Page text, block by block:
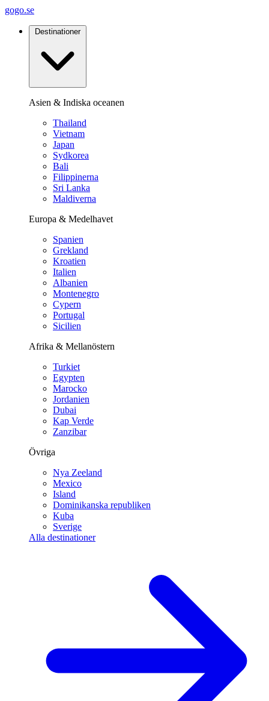
gogo.se
Destinationer
Asien & Indiska oceanen
Thailand
Vietnam
Japan
Sydkorea
Bali
Filippinerna
Sri Lanka
Maldiverna
Europa & Medelhavet
Spanien
Grekland
Kroatien
Italien
Albanien
Montenegro
Cypern
Portugal
Sicilien
Afrika & Mellanöstern
Turkiet
Egypten
Marocko
Jordanien
Dubai
Kap Verde
Zanzibar
Övriga
Nya Zeeland
Mexico
Island
Dominikanska republiken
Kuba
Sverige
Alla destinationer